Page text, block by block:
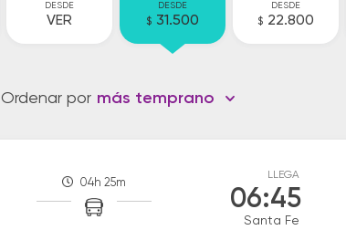
DESDE
VER
DESDE
$ 31.500
DESDE
$ 22.800
Ordenar por más temprano
04h 25m
LLEGA
06:45
Santa Fe